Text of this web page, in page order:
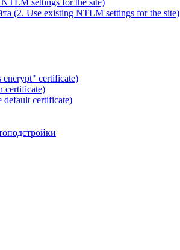
settings for the site)
(2. Use existing NTLM settings for the site)
encrypt" certificate)
certificate)
default certificate)